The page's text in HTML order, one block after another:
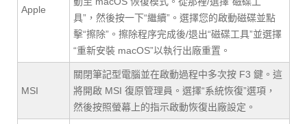
Apple
具”，然後按一下“繼續”。選擇您的啟動磁碟並點
擊“擦除”。擦除程序完成後/退出“磁碟工具”並選擇
“重新安裝 macOS”以執行出廠重置。
MSI
關閉筆記型電腦並在啟動過程中多次按 F3 鍵。這
將開啟 MSI 復原管理員。選擇“系統恢復”選項，
然後按照螢幕上的指示啟動恢復出廠設定。